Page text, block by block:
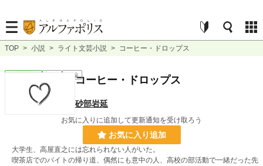
TOP > 小説 > ライト文芸小説 > コーヒー・ドロップス
短編コーヒー・ドロップス
砂部岩延
お気に入りに追加して更新通知を受け取ろう
お気に入り追加
大学生、高屋直之には忘れられない人がいた。
喫茶店でのバイトの帰り道、偶然にも意中の人、高校の部活動で一緒だった先